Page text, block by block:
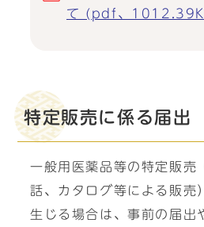
て (pdf、
特定販売に係る届出
一般用医薬品等の特定販売
話、カタログ等による販売
生じる場合は、事前の届出